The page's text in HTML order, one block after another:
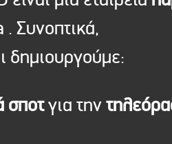
. Συνοπτικά,
δημιουργούμε:
σποτγια την